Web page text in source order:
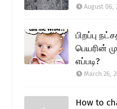
August 06,
பிறப்பு
பெயரின்
எப்படி?
March 26,
How to